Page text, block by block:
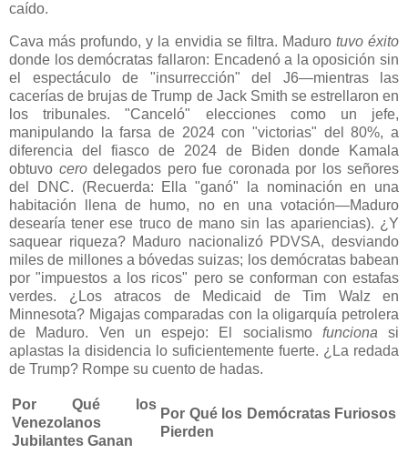
caído.
Cava más profundo, y la envidia se filtra. Maduro tuvo éxito
donde los demócratas fallaron: Encadenó a la oposición sin
el espectáculo de "insurrección" del J6—mientras las
cacerías de brujas de Trump de Jack Smith se estrellaron en
los tribunales. "Canceló" elecciones como un jefe,
manipulando la farsa de 2024 con "victorias" del 80%, a
diferencia del fiasco de 2024 de Biden donde Kamala
obtuvo cerodelegados pero fue coronada por los señores
del DNC. (Recuerda: Ella "ganó" la nominación en una
habitación llena de humo, no en una votación—Maduro
desearía tener ese truco de mano sin las apariencias). ¿Y
saquear riqueza? Maduro nacionalizó PDVSA, desviando
miles de millones a bóvedas suizas; los demócratas babean
por "impuestos a los ricos" pero se conforman con estafas
verdes. ¿Los atracos de Medicaid de Tim Walz en
Minnesota? Migajas comparadas con la oligarquía petrolera
de Maduro. Ven un espejo: El socialismo funciona si
aplastas la disidencia lo suficientemente fuerte. ¿La redada
de Trump? Rompe su cuento de hadas.
Por Qué los
Venezolanos
Jubilantes Ganan
Por Qué los Demócratas Furiosos
Pierden